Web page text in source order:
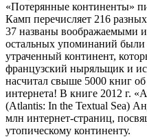
«Потерянные континенты»
Камп перечисляет 216
37 названы воображаемыми
остальных упоминаний
утраченный континент,
французский ныряльщик и
насчитал свыше 5000 книг
интернета! В книге 2012 г.
(Atlantis: In the Textual Sea)
млн интернет-страниц,
утопическому континенту.